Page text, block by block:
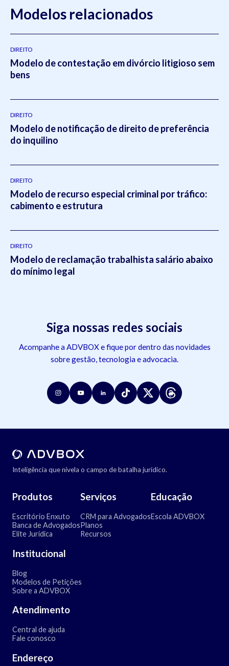
Modelos relacionados
DIREITO
Modelo de contestação em divórcio litigioso sem
bens
DIREITO
Modelo de notificação de direito de preferência
do inquilino
DIREITO
Modelo de recurso especial criminal por tráfico:
cabimento e estrutura
DIREITO
Modelo de reclamação trabalhista salário abaixo
do mínimo legal
Siga nossas redes sociais
Acompanhe a ADVBOX e fique por dentro das novidades
sobre gestão, tecnologia e advocacia.
Inteligência que nivela o campo de batalha jurídico.
Produtos
Escritório Enxuto
Banca de Advogados
Elite Jurídica
Serviços
CRM para Advogados
Planos
Recursos
Educação
Escola ADVBOX
Institucional
Blog
Modelos de Petições
Sobre a ADVBOX
Atendimento
Central de ajuda
Fale conosco
Endereço